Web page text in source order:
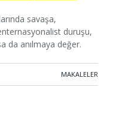
savaşa,
duruşu,
da anılmaya değer.
MAKALELER